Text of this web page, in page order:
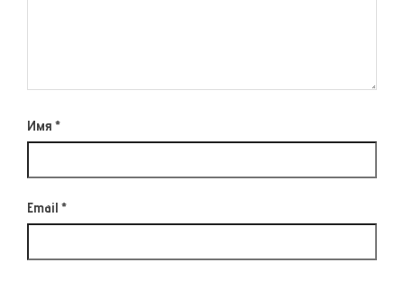
Имя *
Email *